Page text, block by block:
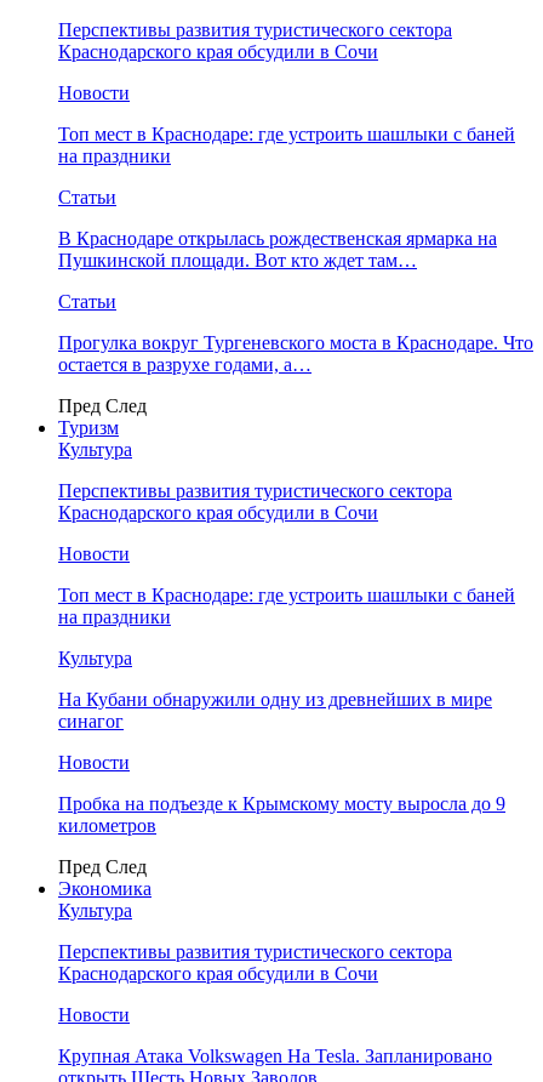
Перспективы развития туристического сектора
Краснодарского края обсудили в Сочи
Новости
Топ мест в Краснодаре: где устроить шашлыки с баней
на праздники
Статьи
В Краснодаре открылась рождественская ярмарка на
Пушкинской площади. Вот кто ждет там…
Статьи
Прогулка вокруг Тургеневского моста в Краснодаре. Что
остается в разрухе годами, а…
Пред След
Туризм
Культура
Перспективы развития туристического сектора
Краснодарского края обсудили в Сочи
Новости
Топ мест в Краснодаре: где устроить шашлыки с баней
на праздники
Культура
На Кубани обнаружили одну из древнейших в мире
синагог
Новости
Пробка на подъезде к Крымскому мосту выросла до 9
километров
Пред След
Экономика
Культура
Перспективы развития туристического сектора
Краснодарского края обсудили в Сочи
Новости
Крупная Атака Volkswagen На Tesla. Запланировано
открыть Шесть Новых Заводов